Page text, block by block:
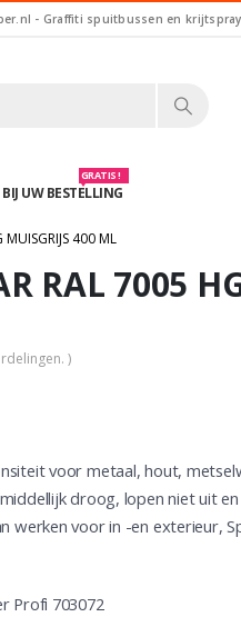
- Graffiti spuitbussen en krijtspray
BIJ UW BESTELLING
GRATIS !
400 ML
RAL 7005
)
voor metaal, hout,
droog, lopen niet uit
werken voor in -en exterieur,
Profi 703072